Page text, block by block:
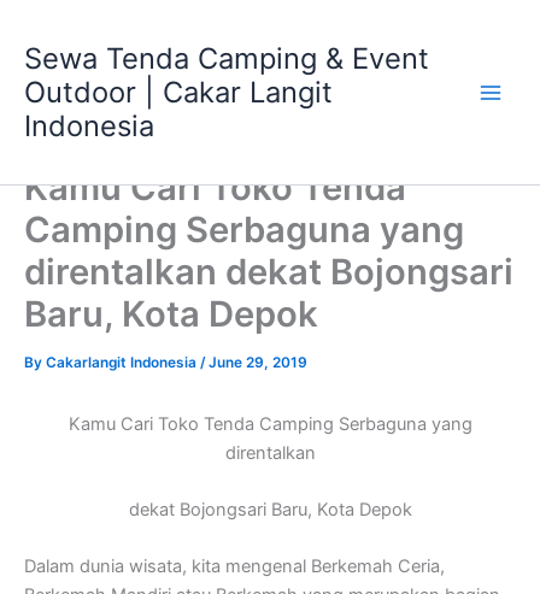
content
Sewa Tenda Camping & Event
Outdoor | Cakar Langit
Indonesia
Kamu Cari Toko Tenda
Camping Serbaguna yang
direntalkan dekat Bojongsari
Baru, Kota Depok
By Cakarlangit Indonesia /June 29, 2019
Kamu Cari Toko Tenda Camping Serbaguna yang
direntalkan
dekat Bojongsari Baru, Kota Depok
Dalam dunia wisata, kita mengenal Berkemah Ceria,